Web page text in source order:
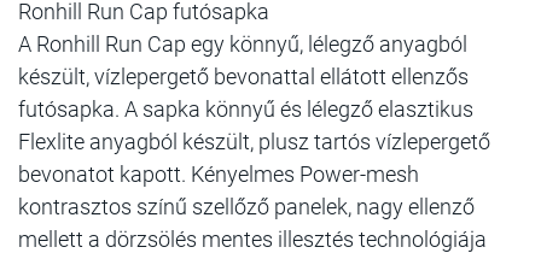
Ronhill Run Cap futósapka
A Ronhill Run Cap egy könnyű, lélegző anyagból
készült, vízlepergető bevonattal ellátott ellenzős
futósapka. A sapka könnyű és lélegző elasztikus
Flexlite anyagból készült, plusz tartós vízlepergető
bevonatot kapott. Kényelmes Power-mesh
kontrasztos színű szellőző panelek, nagy ellenző
mellett a dörzsölés mentes illesztés technológiája